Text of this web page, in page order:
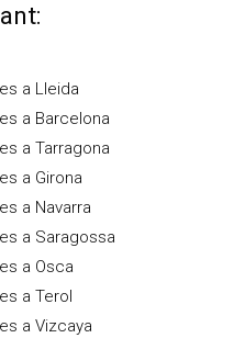
a Lleida
a Barcelona
a Tarragona
a Girona
a Navarra
a Saragossa
a Osca
a Terol
a Vizcaya